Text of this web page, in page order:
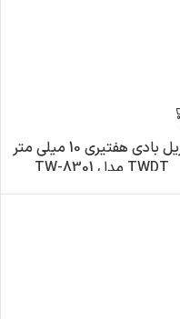
دریل بادی هفتیری 10 میلی متر
TWDT مدل TW-8301